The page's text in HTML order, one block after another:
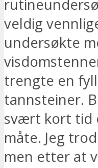
veldig
undersøkte
trengte en
tannsteiner.
svært kort tid
måte. Jeg
men etter at